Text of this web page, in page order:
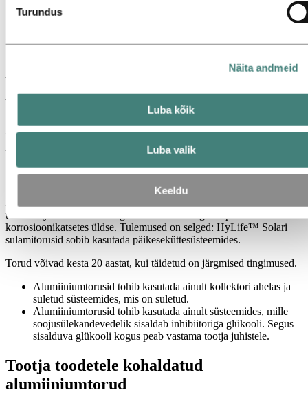
Turundus
Näita andmeid
Luba kõik
Luba valik
Keeldu
Alumiinium kasutuses
Jätkusuutlikus
Eriline alumiiniumisulam
päikeseküttesüsteemidele
24. aprill 2019
Veenduge, et valiksite õige alumiiniumisulami oma
päikeseküttesüsteemi kollektori ahelas kasutatavate torude jaoks.
Sulami HyLife™ Solar tööiga võib olla suisa 20 aastat.
Hydro ja Šveitsi Solartechnik Prüfung Forschung (SPF) on testinud
toodet HyLife™ Solar kõige karmimates kõrgetemperatuurilistes
korrosioonikatsetes üldse. Tulemused on selged: HyLife™ Solari
sulamitorusid sobib kasutada päikeseküttesüsteemides.
Torud võivad kesta 20 aastat, kui täidetud on järgmised tingimused.
Alumiiniumtorusid tohib kasutada ainult kollektori ahelas ja
suletud süsteemides, mis on suletud.
Alumiiniumtorusid tohib kasutada ainult süsteemides, mille
soojusülekandevedelik sisaldab inhibiitoriga glükooli. Segus
sisalduva glükooli kogus peab vastama tootja juhistele.
Tootja toodetele kohaldatud
alumiiniumtorud